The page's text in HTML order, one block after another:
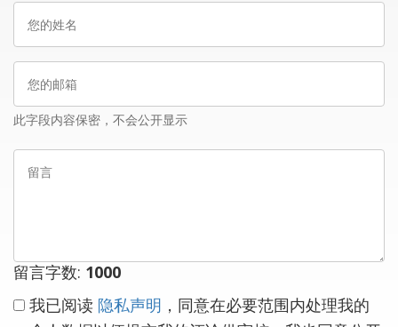
您
您
邮
此字段内容保密，不会公开显示
留
留言字数: 1000
我已阅读 隐私声明 ，同意在必要范围内处理我的